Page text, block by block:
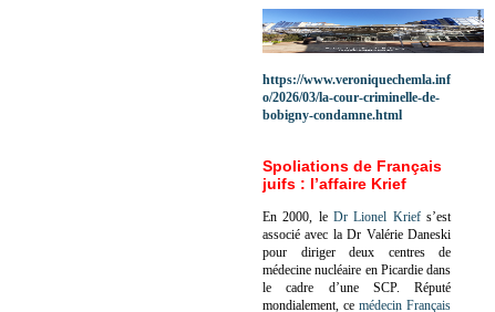
https://www.veroniquechemla.inf
o/2026/03/la-cour-criminelle-de-
bobigny-condamne.html
Spoliations de Français
juifs : l’affaire Krief
En 2000, le Dr Lionel Kriefs’est
associé avec la Dr Valérie Daneski
pour diriger deux centres de
médecine nucléaire en Picardie dans
le cadre d’une SCP. Réputé
mondialement, ce médecin Français